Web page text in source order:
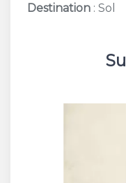
Destination : Sol